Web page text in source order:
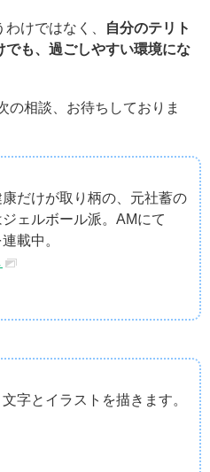
けではなく、
自分のテリト
でも、過ごしやすい環境にな
の相談、お待ちしておりま
だけが取り柄の、元社蓄の
ェルボール派。AMにて
載中。
字とイラストを描きます。